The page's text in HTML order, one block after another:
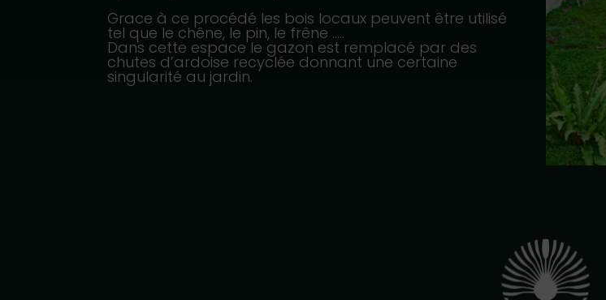
Grace à ce procédé les bois locaux peuvent être utilisé
tel que le chêne, le pin, le frêne …..
Dans cette espace le gazon est remplacé par des
chutes d’ardoise recyclée donnant une certaine
singularité au jardin.